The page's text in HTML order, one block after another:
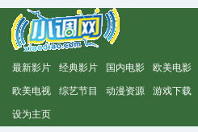
最新影片 经典影片 国内电影 欧美电影
欧美电视 综艺节目 动漫资源 游戏下载
设为主页